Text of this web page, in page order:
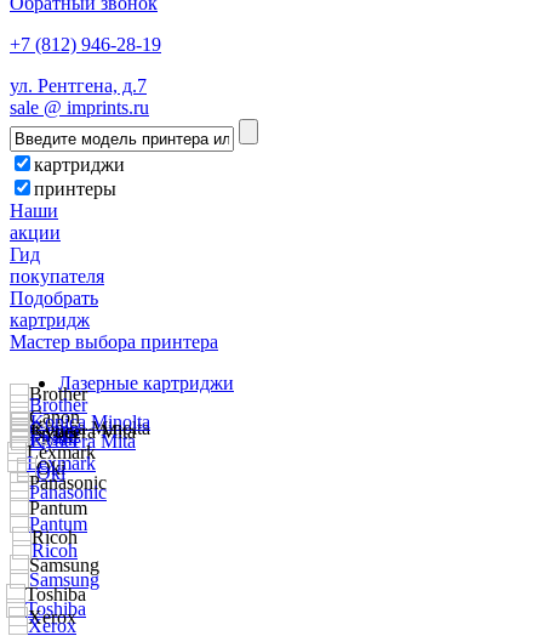
+7 (812) 946-28-19
ул. Рентгена, д.7
sale @ imprints.ru
картриджи
принтеры
Наши
акции
Гид
покупателя
Подобрать
картридж
Мастер выбора принтера
Лазерные картриджи